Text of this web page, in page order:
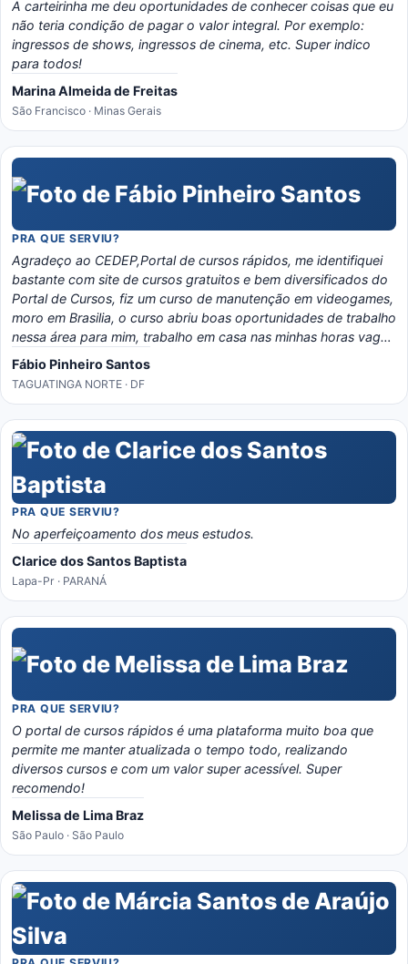
A carteirinha me deu oportunidades de conhecer coisas que eu
não teria condição de pagar o valor integral. Por exemplo:
ingressos de shows, ingressos de cinema, etc. Super indico
para todos!
Marina Almeida de Freitas
São Francisco · Minas Gerais
PRA QUE SERVIU?
Agradeço ao CEDEP,Portal de cursos rápidos, me identifiquei
bastante com site de cursos gratuitos e bem diversificados do
Portal de Cursos, fiz um curso de manutenção em videogames,
moro em Brasilia, o curso abriu boas oportunidades de trabalho
nessa área para mim, trabalho em casa nas minhas horas vagas
e o material é bem eladorado, separado por temas e matérias,
recomendo o portal, é instrutivo e traz conhecimento certo!
Fábio Pinheiro Santos
TAGUATINGA NORTE · DF
PRA QUE SERVIU?
No aperfeiçoamento dos meus estudos.
Clarice dos Santos Baptista
Lapa-Pr · PARANÁ
PRA QUE SERVIU?
O portal de cursos rápidos é uma plataforma muito boa que
permite me manter atualizada o tempo todo, realizando
diversos cursos e com um valor super acessível. Super
recomendo!
Melissa de Lima Braz
São Paulo · São Paulo